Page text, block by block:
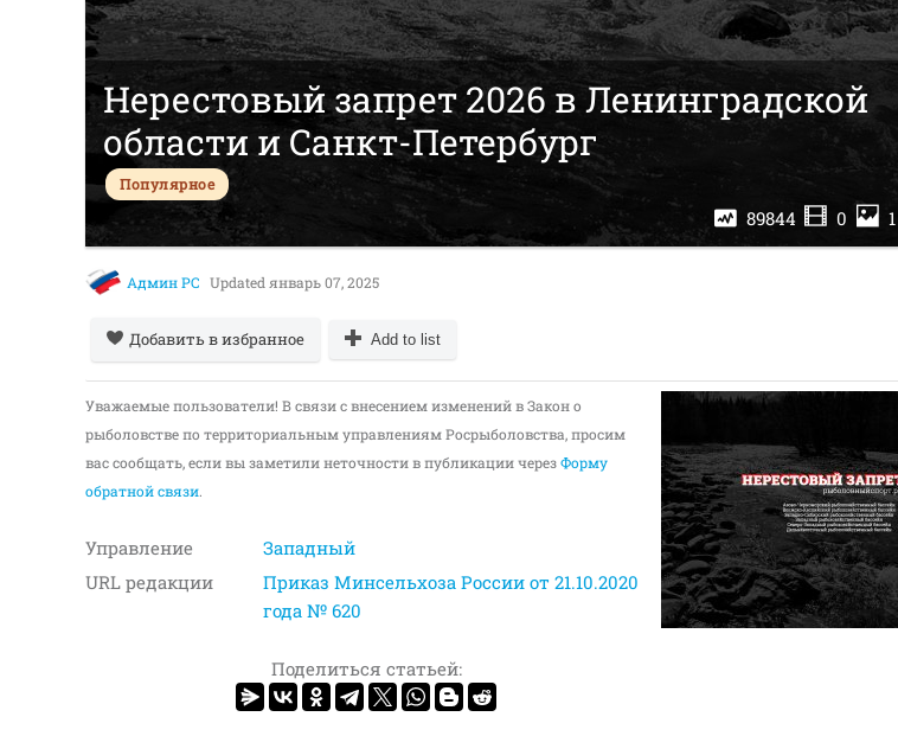
Нерестовый запрет 2026 в Ленинградской
области и Санкт-Петербург
Популярное
89844 0 1
Админ РС Updated январь 07, 2025
Добавить в избранное Add to list
Уважаемые пользователи! В связи с внесением изменений в Закон о
рыболовстве по территориальным управлениям Росрыболовства, просим
вас сообщать, если вы заметили неточности в публикации черезФорму
обратной связи.
Управление
Западный
URL редакции
Приказ Минсельхоза России от 21.10.2020
года № 620
Поделиться статьей: